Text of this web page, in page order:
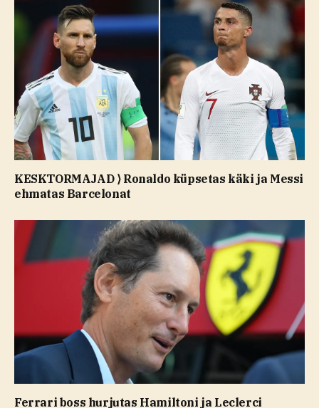
KESKTORMAJAD ⟩ Ronaldo küpsetas käki ja Messi
ehmatas Barcelonat
Ferrari boss hurjutas Hamiltoni ja Leclerci